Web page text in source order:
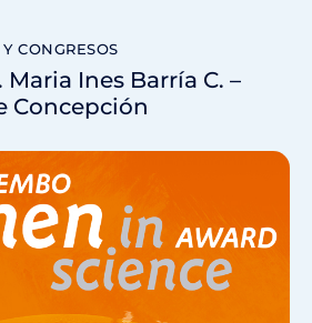
CONGRESOS
Ines Barría C. –
Concepción